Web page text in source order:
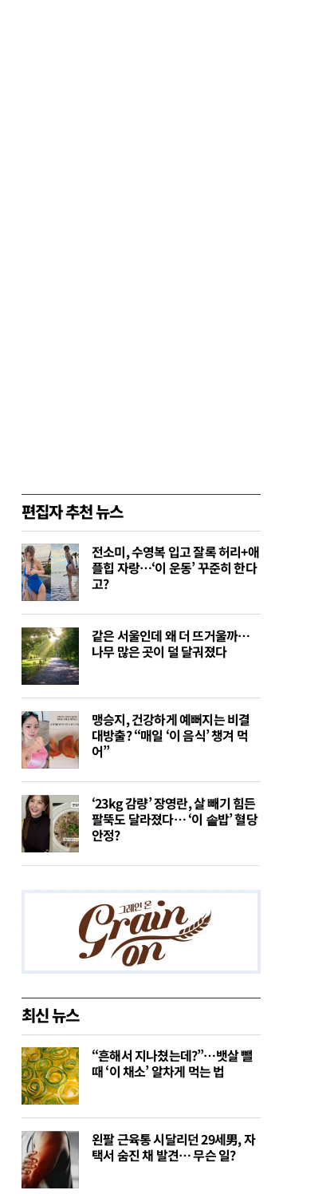
편집자 추천 뉴스
전소미, 수영복 입고 잘록 허리+애
플힙 자랑…‘이 운동’ 꾸준히 한다
고?
같은 서울인데 왜 더 뜨거울까…
나무 많은 곳이 덜 달궈졌다
맹승지, 건강하게 예뻐지는 비결
대방출? “매일 ‘이 음식’ 챙겨 먹
어”
‘23kg 감량’ 장영란, 살 빼기 힘든
팔뚝도 달라졌다… ‘이 솥밥’ 혈당
안정?
최신 뉴스
“흔해서 지나쳤는데?”…뱃살 뺄
때 ‘이 채소’ 알차게 먹는 법
왼팔 근육통 시달리던 29세男, 자
택서 숨진 채 발견… 무슨 일?